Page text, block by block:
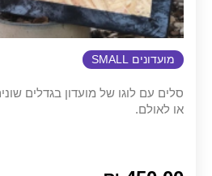
מועדונים SMALL
סלים עם לוגו של מועדון בגדלים
או לאולם.